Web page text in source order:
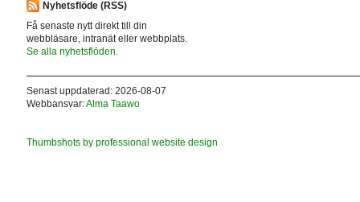
Nyhetsflöde (RSS)
Få senaste nytt direkt till din
webbläsare, intranät eller webbplats.
Se alla nyhetsflöden.
Senast uppdaterad: 2026-08-07
Webbansvar:Alma Taawo
Thumbshots by professional website design